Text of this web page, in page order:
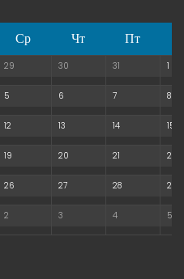
Ср Чт Пт
29 30 31 1
5 6 7 8
12 13 14 15
19 20 21 22
26 27 28 29
2 3 4 5